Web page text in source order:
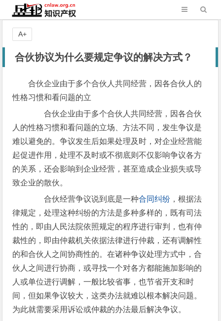
合伙协议为什么要规定争议的解决方式？
合伙企业由于多个合伙人共同经营，因各合伙人的
性格习惯和看问题的立
合伙企业由于多个合伙人共同经营，因各合伙
人的性格习惯和看问题的立场、方法不同，发生争议是
难以避免的。争议发生后如果处理及时，对企业经营能
起促进作用，处理不及时或不彻底则不仅影响争议各方
的关系，还会影响到企业经营，甚至造成企业损失或导
致企业的散伙。
合伙经营争议说到底是一种合同纠纷 ，根据法
律规定，处理这种纠纷的方法是多种多样的，既有司法
性的，即由人民法院依照规定的程序进行审判，也有仲
裁性的，即由仲裁机关依据法律进行仲裁，还有调解性
的和合伙人之间协商性的。在诸种争议处理方式中，合
伙人之间进行协商，或寻找一个对各方都能施加影响的
人或单位进行调解，一般比较省事，也节省开支和时
间，但如果争议较大，这类办法就难以根本解决问题。
为此就需要采用诉讼或仲裁的办法最后解决争议。
A+